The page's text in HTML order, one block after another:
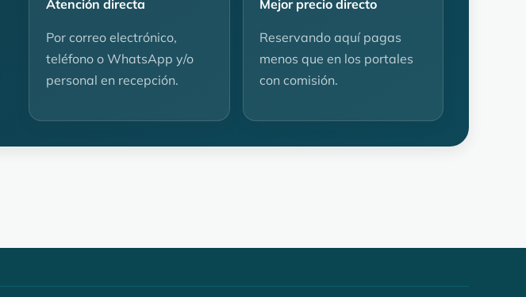
Atención directa
Por correo electrónico,
teléfono o WhatsApp y/o
personal en recepción.
Mejor precio directo
Reservando aquí pagas
menos que en los portales
con comisión.